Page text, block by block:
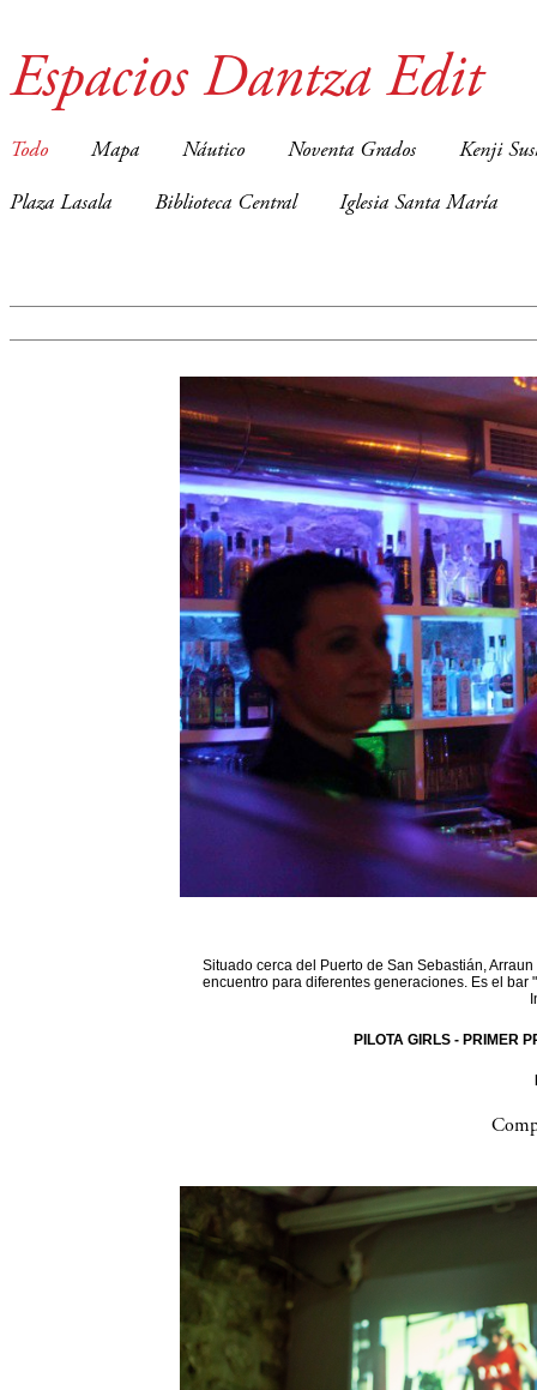
Espacios Dantza Edit
Todo Mapa Náutico Noventa Grados Kenji
Plaza Lasala Biblioteca Central Iglesia Santa María
Situado cerca del Puerto de San Sebastián,
encuentro para diferentes generaciones. Es el
PILOTA GIRLS - PRIMER